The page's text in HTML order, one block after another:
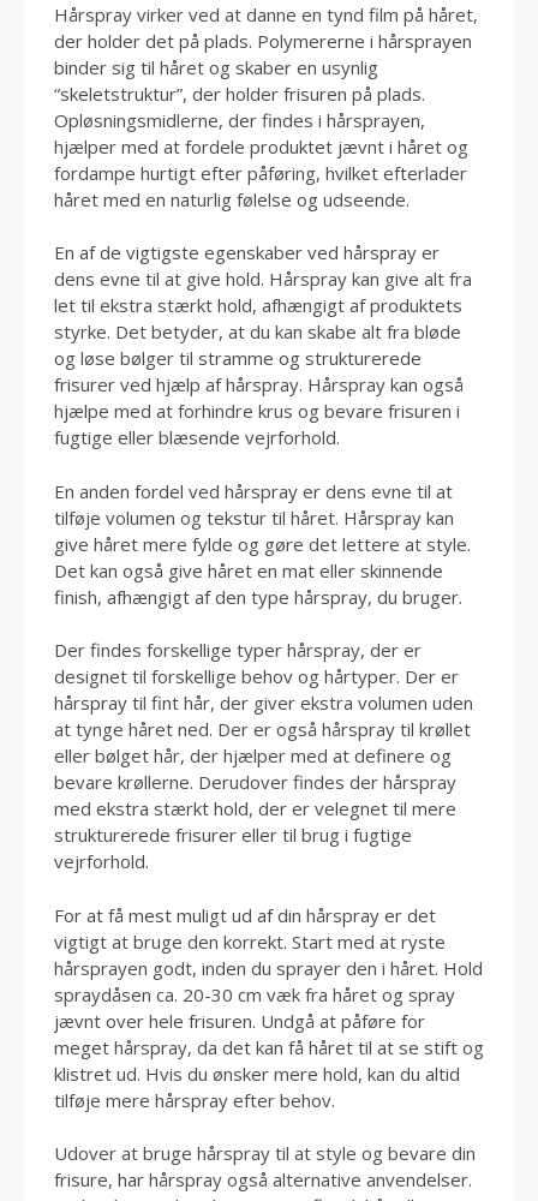
Hårspray virker ved at danne en tynd film på håret,
der holder det på plads. Polymererne i hårsprayen
binder sig til håret og skaber en usynlig
“skeletstruktur”, der holder frisuren på plads.
Opløsningsmidlerne, der findes i hårsprayen,
hjælper med at fordele produktet jævnt i håret og
fordampe hurtigt efter påføring, hvilket efterlader
håret med en naturlig følelse og udseende.
En af de vigtigste egenskaber ved hårspray er
dens evne til at give hold. Hårspray kan give alt fra
let til ekstra stærkt hold, afhængigt af produktets
styrke. Det betyder, at du kan skabe alt fra bløde
og løse bølger til stramme og strukturerede
frisurer ved hjælp af hårspray. Hårspray kan også
hjælpe med at forhindre krus og bevare frisuren i
fugtige eller blæsende vejrforhold.
En anden fordel ved hårspray er dens evne til at
tilføje volumen og tekstur til håret. Hårspray kan
give håret mere fylde og gøre det lettere at style.
Det kan også give håret en mat eller skinnende
finish, afhængigt af den type hårspray, du bruger.
Der findes forskellige typer hårspray, der er
designet til forskellige behov og hårtyper. Der er
hårspray til fint hår, der giver ekstra volumen uden
at tynge håret ned. Der er også hårspray til krøllet
eller bølget hår, der hjælper med at definere og
bevare krøllerne. Derudover findes der hårspray
med ekstra stærkt hold, der er velegnet til mere
strukturerede frisurer eller til brug i fugtige
vejrforhold.
For at få mest muligt ud af din hårspray er det
vigtigt at bruge den korrekt. Start med at ryste
hårsprayen godt, inden du sprayer den i håret. Hold
spraydåsen ca. 20-30 cm væk fra håret og spray
jævnt over hele frisuren. Undgå at påføre for
meget hårspray, da det kan få håret til at se stift og
klistret ud. Hvis du ønsker mere hold, kan du altid
tilføje mere hårspray efter behov.
Udover at bruge hårspray til at style og bevare din
frisure, har hårspray også alternative anvendelser.